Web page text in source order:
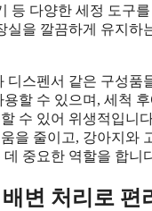
등 다양한 세정 도구
실을 깔끔하게 유지하
디스펜서 같은 구성품
할 수 있으며, 세척 후
수 있어 위생적입니
을 줄이고, 강아지와
데 중요한 역할을 합니
변 처리로 편